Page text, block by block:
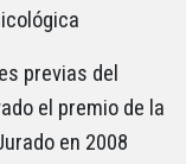
previas del
el premio de la
en 2008